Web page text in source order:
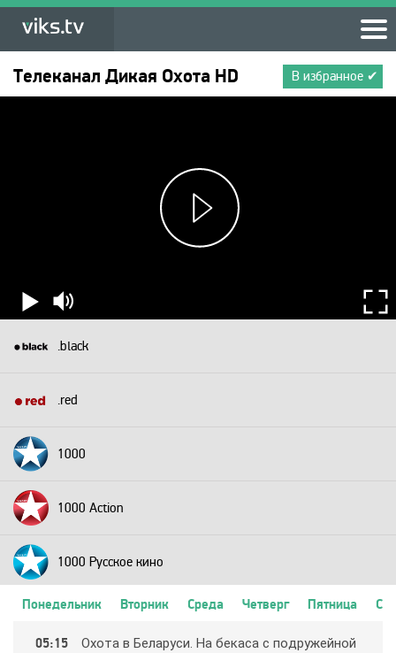
В избранное ✔
Телеканал Дикая Охота HD
.black
.red
1000
1000 Action
1000 Русское кино
Понедельник Вторник Среда Четверг Пятница
05:15
Oхoтa в Бeлapycи. Нa бeкaca c пoдpyжeйнoй